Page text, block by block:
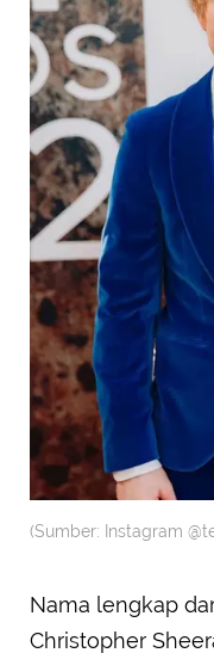
(Sumber: Instagram
Nama lengkap
Christopher